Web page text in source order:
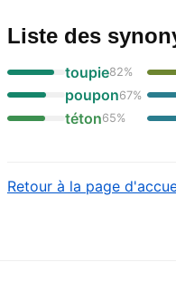
Liste des
toupie82%
poupon67%
téton65%
Retour à la page